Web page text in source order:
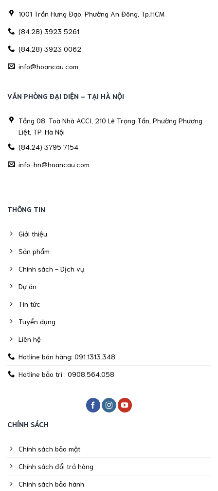
1001 Trần Hưng Đạo, Phường An Đông, Tp.HCM
(84.28) 3923 5261
(84.28) 3923 0062
info@hoancau.com
VĂN PHÒNG ĐẠI DIỆN - TẠI HÀ NỘI
Tầng 08, Toà Nhà ACCI, 210 Lê Trọng Tấn, Phường Phương
Liệt, TP. Hà Nội
(84.24) 3795 7154
info-hn@hoancau.com
THÔNG TIN
Giới thiệu
Sản phẩm
Chính sách - Dịch vụ
Dự án
Tin tức
Tuyển dụng
Liên hệ
Hotline bán hàng: 091.1313.348
Hotline bảo trì : 0908.564.058
CHÍNH SÁCH
Chính sách bảo mật
Chính sách đổi trả hàng
Chính sách bảo hành